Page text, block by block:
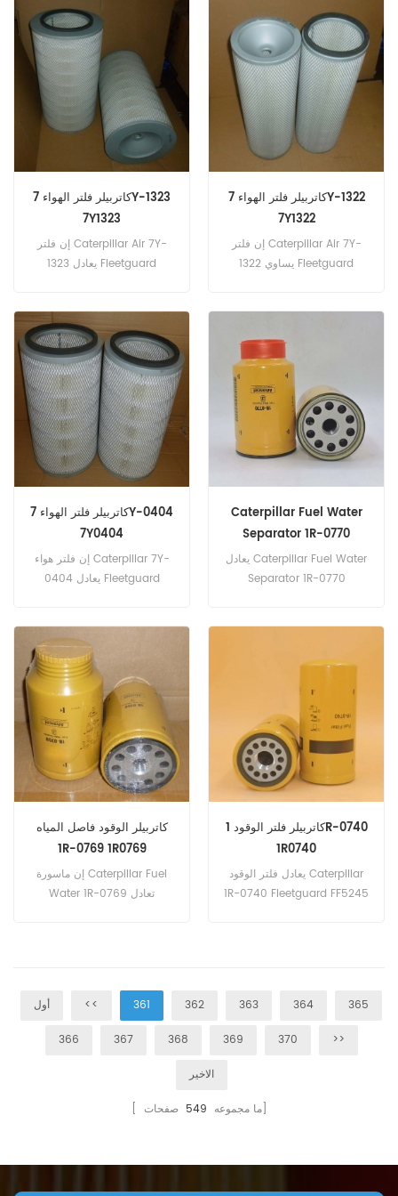
الوقود العلامة التجارية: هينو
S15607-2190 ، S156072190
اسم القطعة: فلتر الزيت العلامة
التجارية: هينو
كاتربيلر فلتر الهواء 7Y-1323
7Y1323
إن فلتر Caterpillar Air 7Y-
1323 يعادل Fleetguard
الجزء: 7Y-1323 ، 7Y1323 جزء
الاسم: فلتر الهواء علامة تجارية
Caterpillar النماذج: EX300-5
، EX330-5 ، SK450-6
كاتربيلر فلتر الهواء 7Y-1322
7Y1322
إن فلتر Caterpillar Air 7Y-
1322 يساوي Fleetguard
الاسم: فلتر الهواء علامة تجارية
Caterpillar النماذج: EX300-5
، EX330-5 ، SK450-6
كاتربيلر فلتر الهواء 7Y-0404
7Y0404
إن فلتر هواء Caterpillar 7Y-
0404 يعادل Fleetguard
Nissan 16546-95015. رقم
الجزء: 7Y-0404 ، 7Y0404
جزء الاسم: فلتر الهواء علامة
تجارية Caterpillar الطرازات:
LS2800F ، SH280 ، EX270 ،
EX220
Caterpillar Fuel Water
Separator 1R-0770
1R0770 326-1644يعادل Caterpillar Fuel Water
Separator 1R-0770
فاصل المياه الوقود علامة تجارية
Caterpillar النماذج: CAT320B
، CAT320C ، CAT320D
كاتربيلر الوقود فاصل المياه
1R-0769 1R0769
إن ماسورة Caterpillar Fuel
Water 1R-0769 تعادل
تجارية Caterpillar
كاتربيلر فلتر الوقود 1R-0740
1R0740
يعادل فلتر الوقود Caterpillar
1R-0740 Fleetguard FF5245
أول
<< 361 362 363 364 365
366 367 368 369 370 >>
الاخير
[ ما مجموعه 549 صفحات]